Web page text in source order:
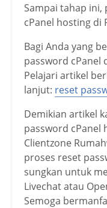
Sampai tahap
cPanel hosting di
Bagi Anda yang
password cPanel
Pelajari artikel
lanjut: reset
Demikian artikel
password cPanel
Clientzone
proses reset
sungkan untuk
Livechat atau
Semoga